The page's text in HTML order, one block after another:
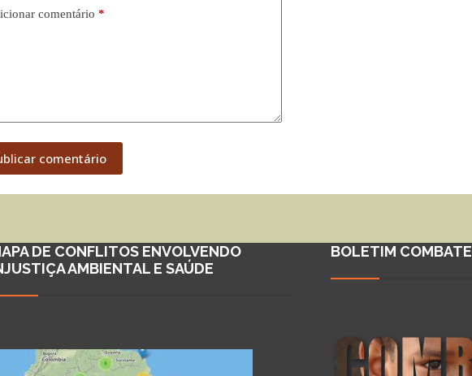
comentário *
comentário
DE CONFLITOS ENVOLVENDO
AMBIENTAL E SAÚDE
BOLETIM COMBATE